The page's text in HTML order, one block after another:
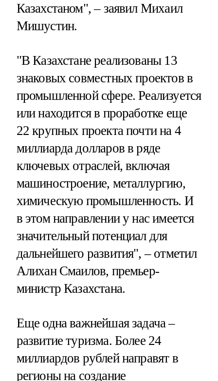
Казахстаном", – заявил Михаил
Мишустин.
"В Казахстане реализованы 13
знаковых совместных проектов в
промышленной сфере. Реализуется
или находится в проработке еще
22 крупных проекта почти на 4
миллиарда долларов в ряде
ключевых отраслей, включая
машиностроение, металлургию,
химическую промышленность. И
в этом направлении у нас имеется
значительный потенциал для
дальнейшего развития", – отметил
Алихан Смаилов, премьер-
министр Казахстана.
Еще одна важнейшая задача –
развитие туризма. Более 24
миллиардов рублей направят в
регионы на создание